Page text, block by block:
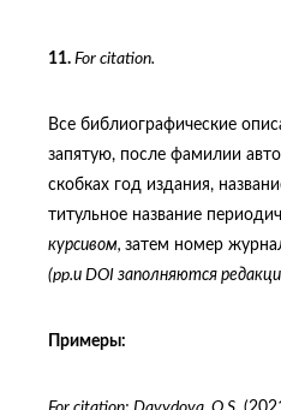
11. For citation.
Все библиографические
запятую, после фамилии
скобках год издания,
титульное название
курсивом, затем номер
(pp.и DOI заполняются
Примеры: